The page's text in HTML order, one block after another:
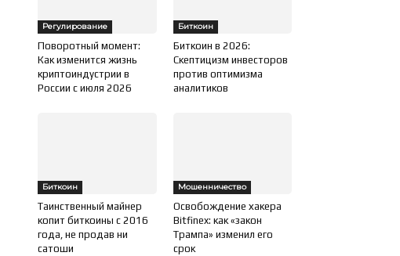
Регулирование
Поворотный момент:
Как изменится жизнь
криптоиндустрии в
России с июля 2026
Биткоин
Биткоин в 2026:
Скептицизм инвесторов
против оптимизма
аналитиков
Биткоин
Таинственный майнер
копит биткоины с 2016
года, не продав ни
сатоши
Мошенничество
Освобождение хакера
Bitfinex: как «закон
Трампа» изменил его
срок